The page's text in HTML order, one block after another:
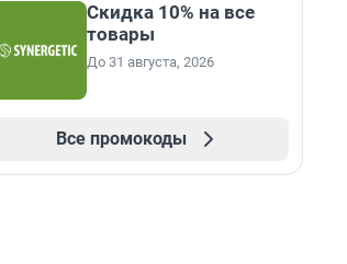
Скидка 10% на все
товары
До 31 августа, 2026
Все промокоды